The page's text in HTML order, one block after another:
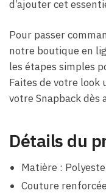
d’ajouter cet
Pour passer
notre boutique en
les étapes simples
Faites de votre look
votre Snapback dès
Détails du
Matière :
Couture